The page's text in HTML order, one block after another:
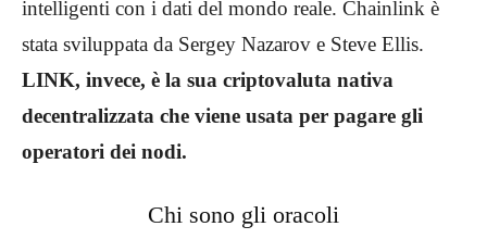
intelligenti con i dati del mondo reale. Chainlink è
stata sviluppata da Sergey Nazarov e Steve Ellis.
LINK, invece, è la sua criptovaluta nativa
decentralizzata che viene usata per pagare gli
operatori dei nodi.
Chi sono gli oracoli